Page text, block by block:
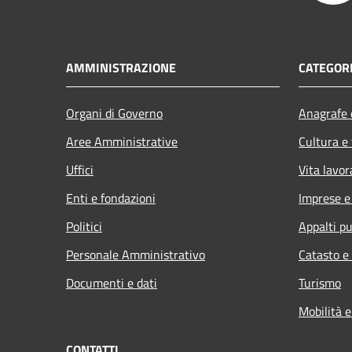
AMMINISTRAZIONE
Organi di Governo
Aree Amministrative
Uffici
Enti e fondazioni
Politici
Personale Amministrativo
Documenti e dati
Cultura
Vita
Imprese
Appalti
Catasto
Turismo
Mobilità